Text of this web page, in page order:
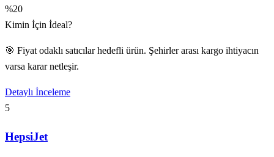
%20
Kimin İçin İdeal?
🎯 Fiyat odaklı satıcılar hedefli ürün. Şehirler arası kargo ihtiyacın
varsa karar netleşir.
Detaylı İnceleme
5
HepsiJet